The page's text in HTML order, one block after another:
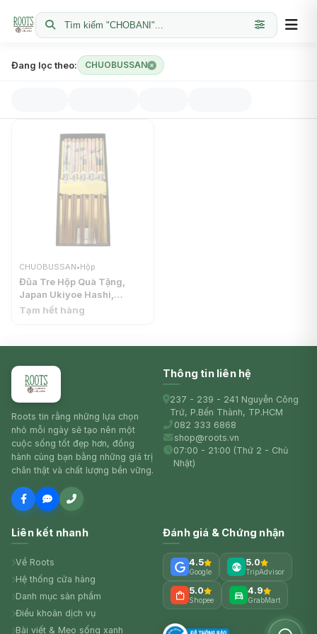
Tìm kiếm "CHOBANI"...
Đang lọc theo: CHUOBUSSAN
CHUOBUSSAN•Hộp
Đũa Tre Hộp Quà Tặng,
Japan Ukiyoe Hashi,
Bamboo Chopsticks, 5 Đôi
Tạm hết hàng
Roots tin rằng những lựa chọn
nhỏ mỗi ngày sẽ tạo nên một
cuộc sống tốt đẹp hơn, đồng
hành cùng bạn bằng những giá trị
chân thật và chất lượng bền vững.
Thông tin liên hệ
237 - 239 - 241 Nguyễn Công
Trứ, P.Bến Thành, TP.HCM
082 333 6868
shop@roots.vn
07:00 - 21:00 (Thứ 2 - Chủ
Nhật)
Liên kết nhanh
Về Roots
Hệ thống cửa hàng
Danh mục sản phẩm
Điều khoản dịch vụ
Bài viết & Mẹo sống xanh
Đánh giá & Chứng nhận
4.5
Google
5.0
TripAdvisor
5.0
Shopee
4.9
GrabMart